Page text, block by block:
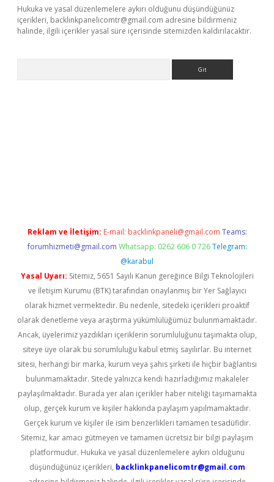
Hukuka ve yasal düzenlemelere aykırı olduğunu düşündüğünüz
içerikleri, backlinkpanelicomtr@gmail.com adresine bildirmeniz
halinde, ilgili içerikler yasal süre içerisinde sitemizden kaldırılacaktır.
Reklam ve İletişim: E-mail: backlinkpaneli@gmail.com Teams:
forumhizmeti@gmail.com Whatsapp: 0262 606 0 726 Telegram:
@karabul
Yasal Uyarı: Sitemiz, 5651 Sayılı Kanun gereğince Bilgi Teknolojileri
ve İletişim Kurumu (BTK) tarafından onaylanmış bir Yer Sağlayıcı
olarak hizmet vermektedir. Bu nedenle, sitedeki içerikleri proaktif
olarak denetleme veya araştırma yükümlülüğümüz bulunmamaktadır.
Ancak, üyelerimiz yazdıkları içeriklerin sorumluluğunu taşımakta olup,
siteye üye olarak bu sorumluluğu kabul etmiş sayılırlar. Bu internet
sitesi, herhangi bir marka, kurum veya şahıs şirketi ile hiçbir bağlantısı
bulunmamaktadır. Sitede yalnızca kendi hazırladığımız makaleler
paylaşılmaktadır. Burada yer alan içerikler haber niteliği taşımamakta
olup, gerçek kurum ve kişiler hakkında paylaşım yapılmamaktadır.
Gerçek kurum ve kişiler ile isim benzerlikleri tamamen tesadüfidir.
Sitemiz, kar amacı gütmeyen ve tamamen ücretsiz bir bilgi paylaşım
platformudur. Hukuka ve yasal düzenlemelere aykırı olduğunu
düşündüğünüz içerikleri, backlinkpanelicomtr@gmail.com